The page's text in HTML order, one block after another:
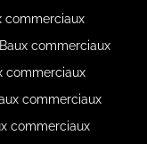
commerciaux
commerciaux
commerciaux
commerciaux
commerciaux